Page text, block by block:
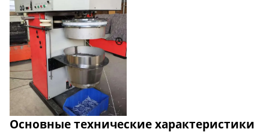
Основные технические характеристики